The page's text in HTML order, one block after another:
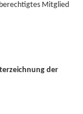
Mitglied
der